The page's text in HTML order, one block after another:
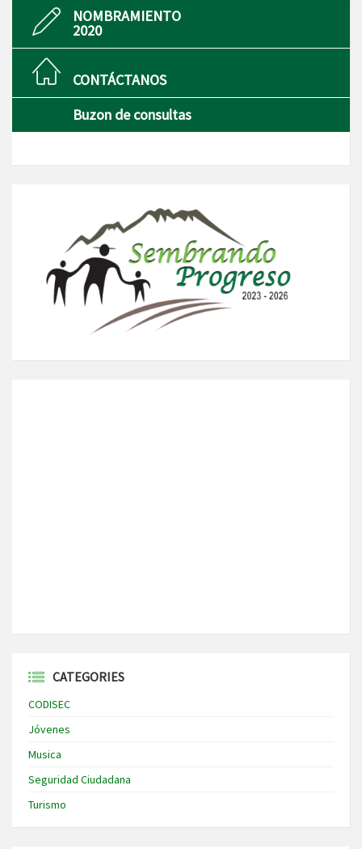
NOMBRAMIENTO
2020
CONTÁCTANOS
Buzon de consultas
CATEGORIES
CODISEC
Jóvenes
Musica
Seguridad Ciudadana
Turismo